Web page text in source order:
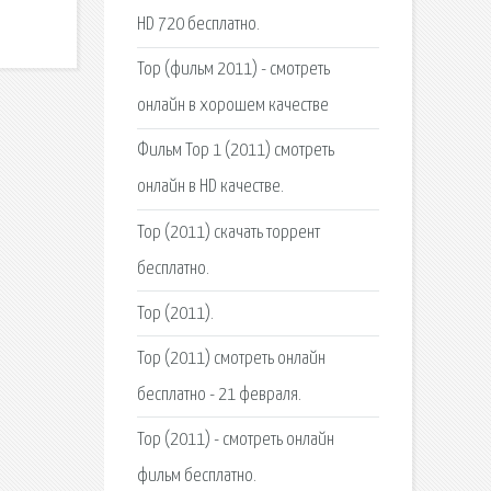
HD 720 бесплатно.
Тор (фильм 2011) - смотреть
онлайн в хорошем качестве
Фильм Тор 1 (2011) смотреть
онлайн в HD качестве.
Тор (2011) скачать торрент
бесплатно.
Тор (2011).
Тор (2011) смотреть онлайн
бесплатно - 21 февраля.
Тор (2011) - смотреть онлайн
фильм бесплатно.